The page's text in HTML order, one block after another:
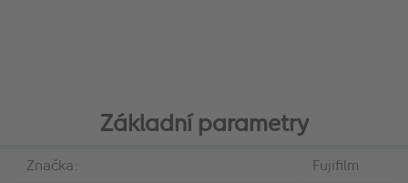
Základní parametry
Značka: Fujifilm